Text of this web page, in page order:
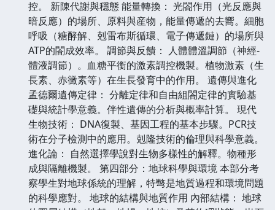
控。 新陳代謝與穩態 能量轉換： 光閤作用（光反應與
暗反應）的場所、原料與産物，能量傳遞的去嚮。細胞
呼吸（糖酵解、剋雷布斯循環、電子傳遞鏈）的場所與
ATP的閤成效率。 調節與反饋： 人體體溫調節（神經-
體液調節）。血糖平衡的激素調控機製。植物激素（生
長素、赤黴素等）在生長發育中的作用。 遺傳與進化
孟德爾遺傳定律： 分離定律和自由組閤定律的實驗基
礎與統計學意義。伴性遺傳的分析與概率計算。 現代
生物技術： DNA復製、基因工程的基本步驟。PCR技
術在分子檢測中的應用。剋隆技術的倫理與科學意義。
進化論： 自然選擇學說對生物多樣性的解釋。物種形
成與隔離機製。 第四部分：地球科學與環境 本部分考
察學生對地球係統的理解，特彆是地質過程和環境問題
的科學應對。 地球的結構與地質作用 內部結構： 地球